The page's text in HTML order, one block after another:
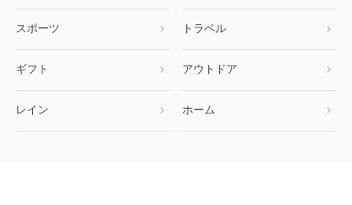
スポーツ トラベル
ギフト アウトドア
レイン ホーム